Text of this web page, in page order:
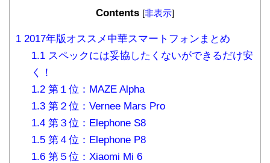
Contents [非表示]
1 2017年版オススメ中華スマートフォンまとめ
1.1スペックには妥協したくないができるだけ安
く！
1.2第１位：MAZE Alpha
1.3第２位：Vernee Mars Pro
1.4第３位：Elephone S8
1.5第４位：Elephone P8
1.6第５位：Xiaomi Mi 6